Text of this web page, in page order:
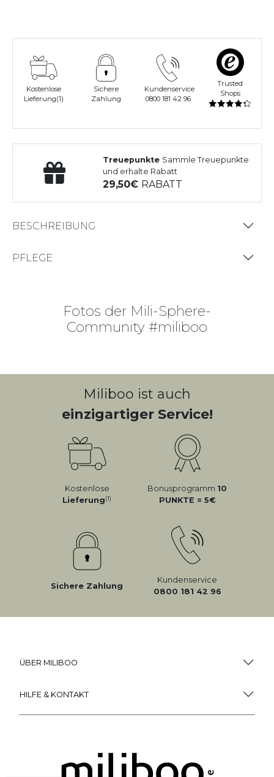
Kostenlose
Lieferung(1)
Sichere
Zahlung
Kundenservice
0800 181 42 96
Trusted
Shops
Treuepunkte Sammle Treuepunkte
und erhalte Rabatt
29,50 RABATT
BESCHREIBUNG
PFLEGE
Fotos der Mili-Sphere-
Community #miliboo
Miliboo ist auch
einzigartiger Service!
Kostenlose
Lieferung(1)
Bonusprogramm 10
PUNKTE = 5
Sichere Zahlung
Kundenservice
0800 181 42 96
ÜBER MILIBOO
HILFE & KONTAKT